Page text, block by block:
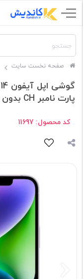
صفحه نخست سایت
پارت نامبر CH بدون رجیستر
کد محصول: 11697